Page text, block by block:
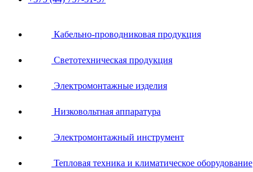
Кабельно-проводниковая продукция
Светотехническая продукция
Электромонтажные изделия
Низковольтная аппаратура
Электромонтажный инструмент
Тепловая техника и климатическое оборудование